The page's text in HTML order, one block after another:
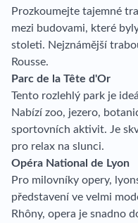
Prozkoumejte tajemné
mezi budovami, které
stoleti. Nejznámější
Rousse.
Parc de la Tête d'Or
Tento rozlehlý park je
Nabízí zoo, jezero,
sportovních aktivit. Je
pro relax na slunci.
Opéra National de Lyon
Pro milovníky opery,
představení ve velmi
Rhôny, opera je snadno